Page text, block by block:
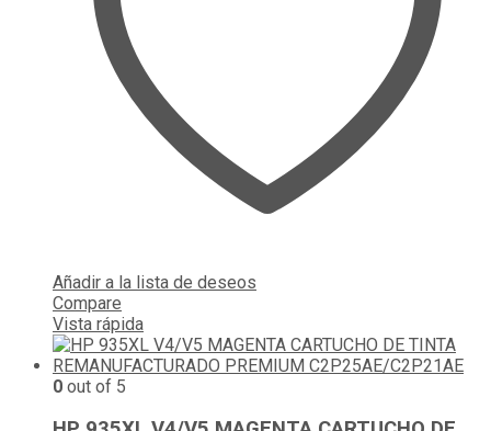
Añadir a la lista de deseos
Compare
Vista rápida
0 out of 5